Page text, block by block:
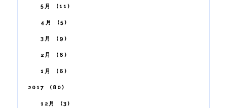
5月 11
4月 5
3月 9
2月 6
1月 6
2017 80
12月 3